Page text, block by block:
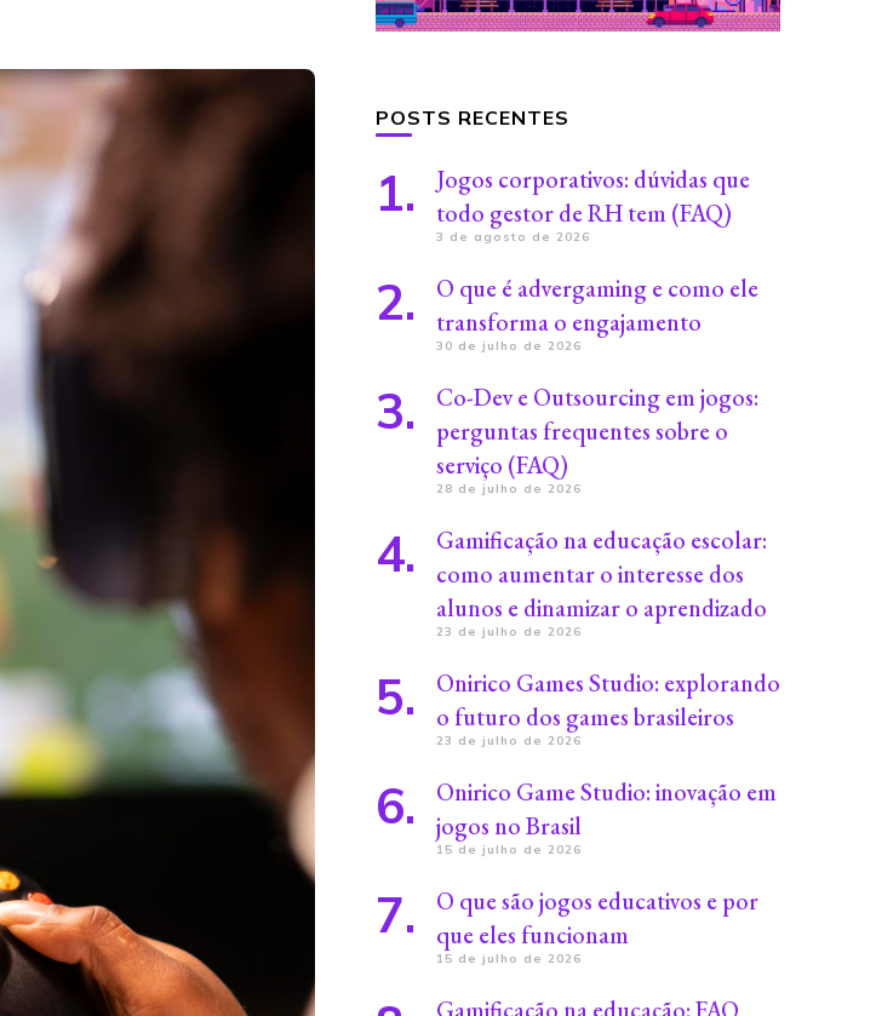
POSTS RECENTES
Jogos corporativos: dúvidas que
todo gestor de RH tem (FAQ)
3 de agosto de 2026
O que é advergaming e como ele
transforma o engajamento
30 de julho de 2026
Co-Dev e Outsourcing em jogos:
perguntas frequentes sobre o
serviço (FAQ)
28 de julho de 2026
Gamificação na educação escolar:
como aumentar o interesse dos
alunos e dinamizar o aprendizado
23 de julho de 2026
Onirico Games Studio: explorando
o futuro dos games brasileiros
23 de julho de 2026
Onirico Game Studio: inovação em
jogos no Brasil
15 de julho de 2026
O que são jogos educativos e por
que eles funcionam
15 de julho de 2026